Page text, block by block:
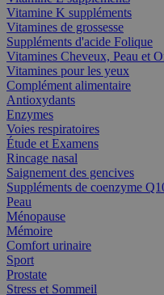
Vitamine K suppléments
Vitamines de grossesse
Suppléments d'acide Folique
Vitamines Cheveux, Peau et
Vitamines pour les yeux
Complément alimentaire
Antioxydants
Enzymes
Voies respiratoires
Étude et Examens
Rincage nasal
Saignement des gencives
Suppléments de coenzyme
Peau
Ménopause
Mémoire
Comfort urinaire
Sport
Prostate
Stress et Sommeil